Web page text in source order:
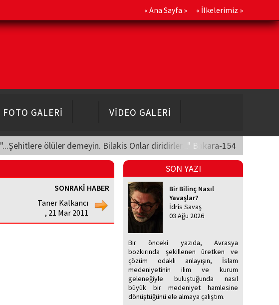
« Ana Sayfa » « İlkelerimiz »
FOTO GALERİ VİDEO GALERİ
"...Şehitlere ölüler demeyin. Bilakis Onlar diridirler..." Bakara-154
SONRAKİ HABER
Taner Kalkancı
, 21 Mar 2011
SON YAZI
Bir Bilinç Nasıl
Yavaşlar?
İdris Savaş
03 Ağu 2026
Bir önceki yazıda, Avrasya
bozkırında şekillenen üretken ve
çözüm odaklı anlayışın, İslam
medeniyetinin ilim ve kurum
geleneğiyle buluştuğunda nasıl
büyük bir medeniyet hamlesine
dönüştüğünü ele almaya çalıştım.